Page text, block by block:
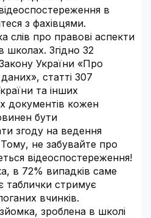
в
з фахівцями.
слів про правові аспекти
школах. Згідно 32
України «Про
статті 307
та інших
документів кожен
бути
згоду на ведення
не забувайте про
відеоспостереження!
в 72% випадків саме
таблички стримує
вчинків.
зроблена в школі